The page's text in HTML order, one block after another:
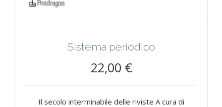
Sistema periodico
22,00 €
Il secolo interminabile delle riviste A cura di